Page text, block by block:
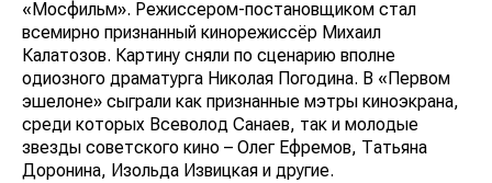
«Мосфильм». Режиссером-постановщиком стал
всемирно признанный кинорежиссёр Михаил
Калатозов. Картину сняли по сценарию вполне
одиозного драматурга Николая Погодина. В «Первом
эшелоне» сыграли как признанные мэтры киноэкрана,
среди которых Всеволод Санаев, так и молодые
звезды советского кино – Олег Ефремов, Татьяна
Доронина, Изольда Извицкая и другие.